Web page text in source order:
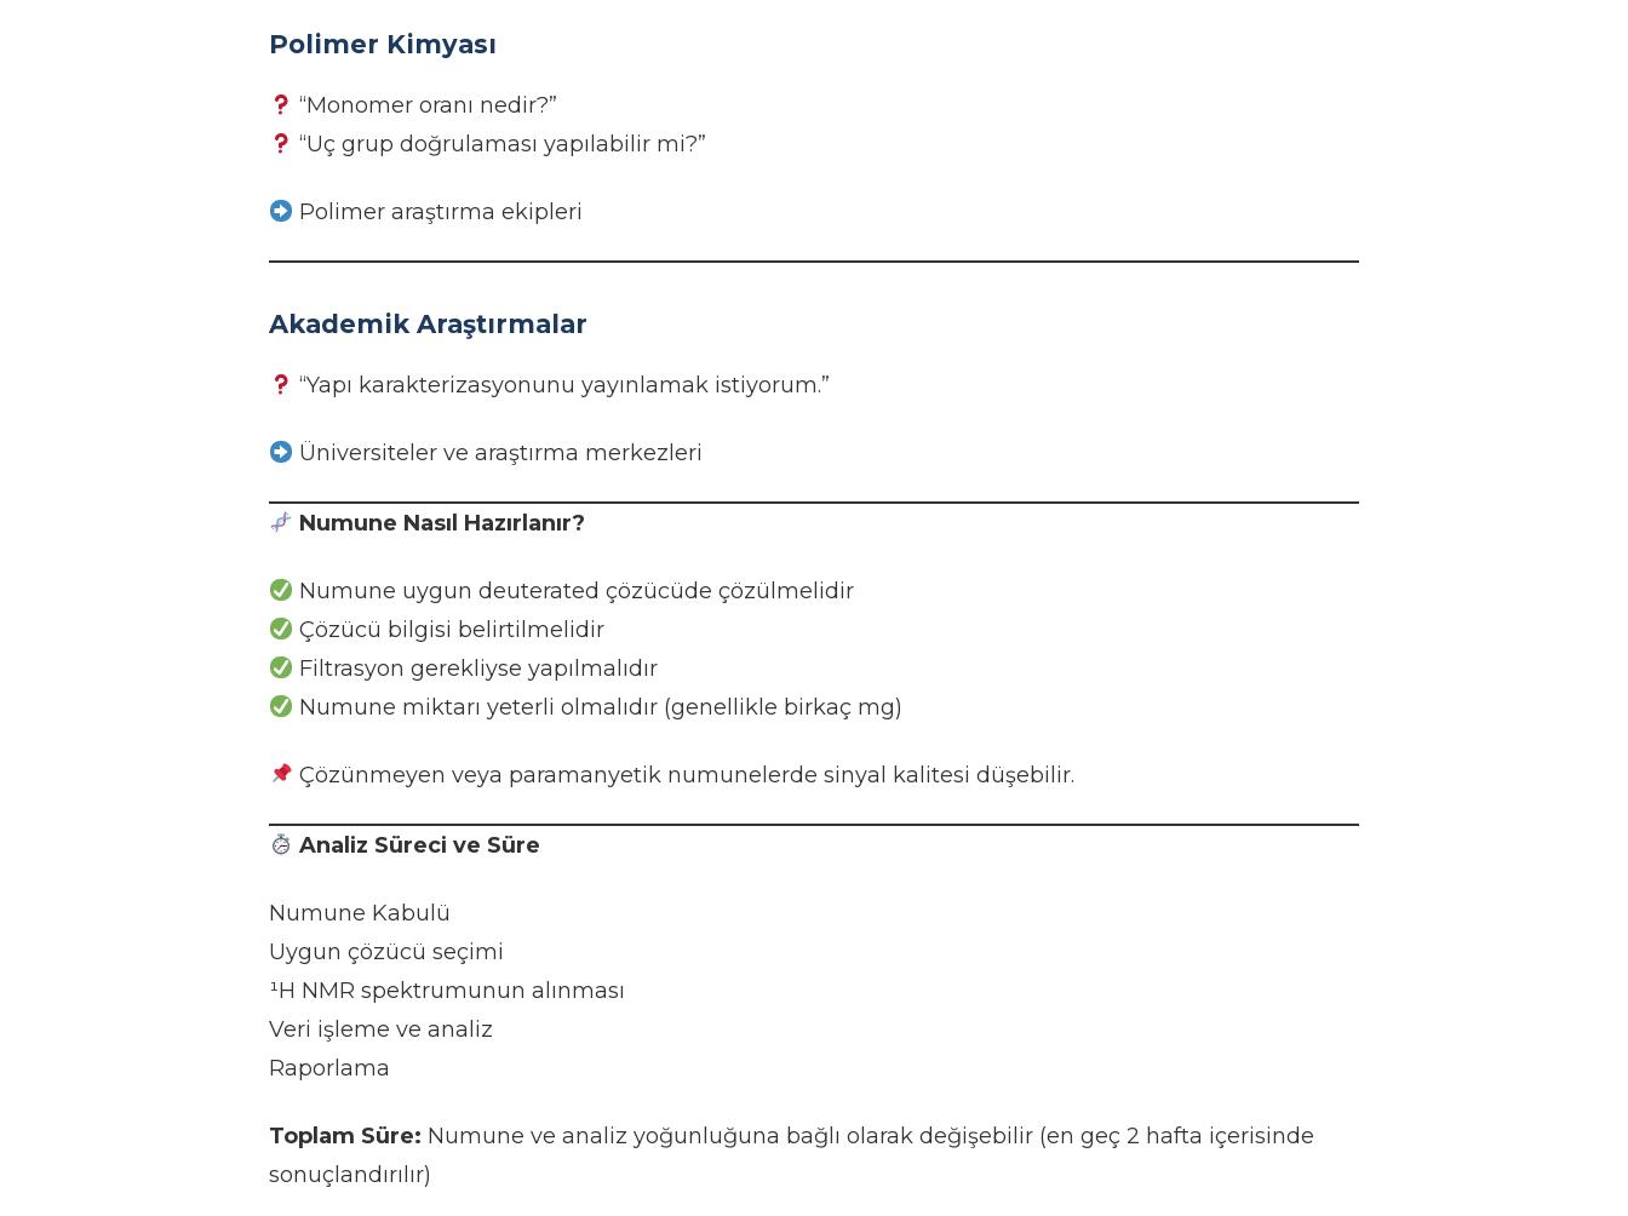
Polimer Kimyası
“Monomer oranı nedir?”
“Uç grup doğrulaması yapılabilir mi?”
Polimer araştırma ekipleri
Akademik Araştırmalar
“Yapı karakterizasyonunu yayınlamak istiyorum.”
Üniversiteler ve araştırma merkezleri
Numune Nasıl Hazırlanır?
Numune uygun deuterated çözücüde çözülmelidir
Çözücü bilgisi belirtilmelidir
Filtrasyon gerekliyse yapılmalıdır
Numune miktarı yeterli olmalıdır (genellikle birkaç mg)
Çözünmeyen veya paramanyetik numunelerde sinyal kalitesi düşebilir.
Analiz Süreci ve Süre
Numune Kabulü
Uygun çözücü seçimi
¹H NMR spektrumunun alınması
Veri işleme ve analiz
Raporlama
Toplam Süre: Numune ve analiz yoğunluğuna bağlı olarak değişebilir (en geç 2 hafta içerisinde
sonuçlandırılır)